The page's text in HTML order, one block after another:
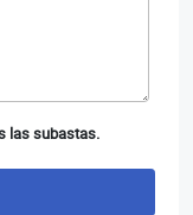
las subastas.